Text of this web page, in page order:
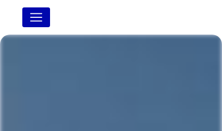
Panneau de gestion des cookies